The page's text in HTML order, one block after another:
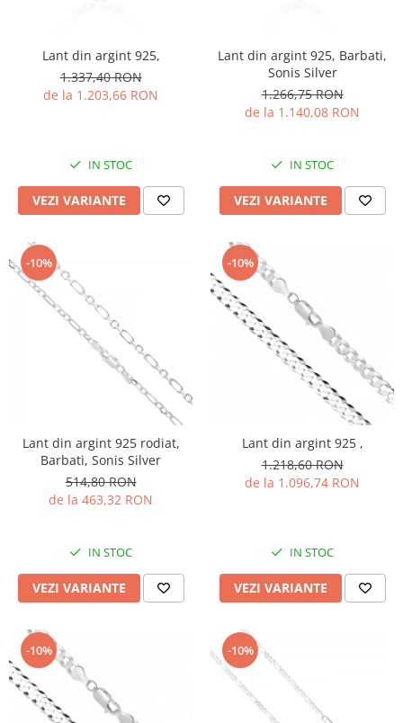
Lant din argint 925,
1.337,40 RON
de la 1.203,66 RON
IN STOC
VEZI VARIANTE
Lant din argint 925, Barbati,
Sonis Silver
1.266,75 RON
de la 1.140,08 RON
IN STOC
VEZI VARIANTE
-10%
Lant din argint 925 rodiat,
Barbati, Sonis Silver
514,80 RON
de la 463,32 RON
IN STOC
VEZI VARIANTE
-10%
Lant din argint 925 ,
1.218,60 RON
de la 1.096,74 RON
IN STOC
VEZI VARIANTE
-10% -10%